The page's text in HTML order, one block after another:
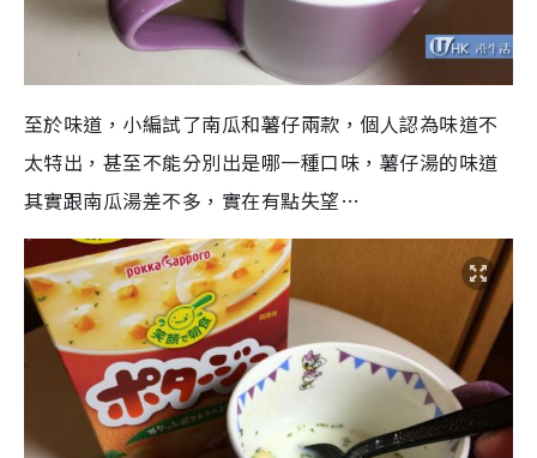
至於味道，小編試了南瓜和薯仔兩款，個人認為味道不
太特出，甚至不能分別出是哪一種口味，薯仔湯的味道
其實跟南瓜湯差不多，實在有點失望…